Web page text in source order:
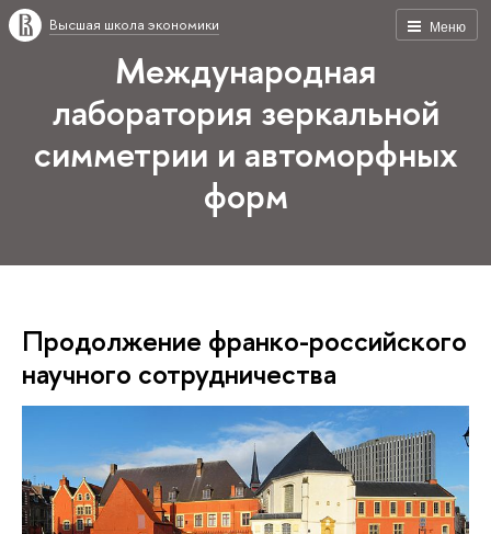
Меню
Высшая школа экономики
Международная
лаборатория зеркальной
симметрии и автоморфных
форм
Продолжение франко-российского
научного сотрудничества